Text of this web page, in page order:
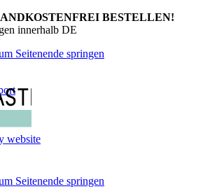
BESTELLEN!
innerhalb DE
Seitenende springen
website
Seitenende springen